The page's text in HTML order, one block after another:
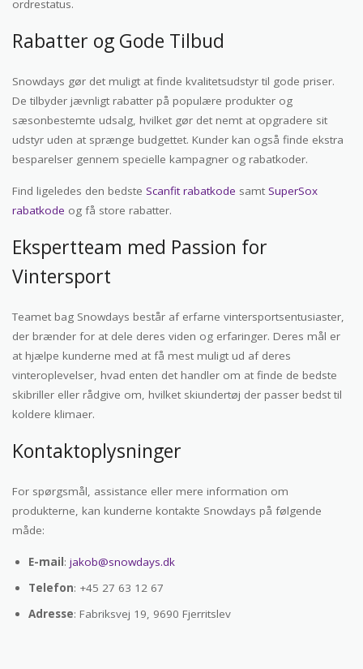
ordrestatus.
Rabatter og Gode Tilbud
Snowdays gør det muligt at finde kvalitetsudstyr til gode priser.
De tilbyder jævnligt rabatter på populære produkter og
sæsonbestemte udsalg, hvilket gør det nemt at opgradere sit
udstyr uden at sprænge budgettet. Kunder kan også finde ekstra
besparelser gennem specielle kampagner og rabatkoder.
Find ligeledes den bedste Scanfit rabatkode samt SuperSox
rabatkode og få store rabatter.
Ekspertteam med Passion for
Vintersport
Teamet bag Snowdays består af erfarne vintersportsentusiaster,
der brænder for at dele deres viden og erfaringer. Deres mål er
at hjælpe kunderne med at få mest muligt ud af deres
vinteroplevelser, hvad enten det handler om at finde de bedste
skibriller eller rådgive om, hvilket skiundertøj der passer bedst til
koldere klimaer.
Kontaktoplysninger
For spørgsmål, assistance eller mere information om
produkterne, kan kunderne kontakte Snowdays på følgende
måde:
E-mail : jakob@snowdays.dk
Telefon: +45 27 63 12 67
Adresse: Fabriksvej 19, 9690 Fjerritslev